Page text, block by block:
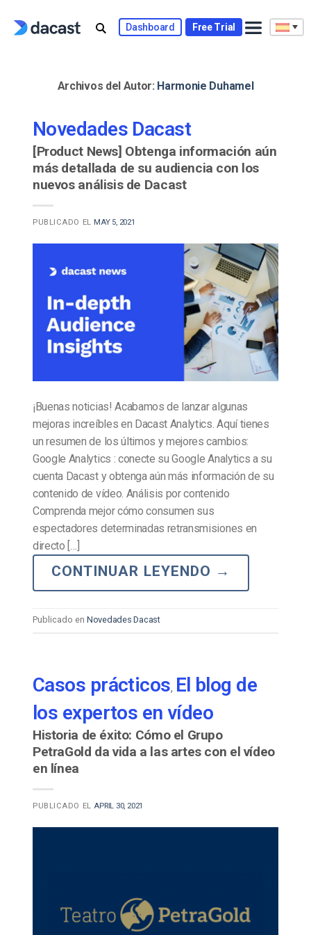
Dashboard Free Trial
Archivos del Autor: Harmonie Duhamel
Novedades Dacast
[Product News] Obtenga información aún
más detallada de su audiencia con los
nuevos análisis de Dacast
PUBLICADO EL MAY 5, 2021
¡Buenas noticias! Acabamos de lanzar algunas
mejoras increíbles en Dacast Analytics. Aquí tienes
un resumen de los últimos y mejores cambios:
Google Analytics : conecte su Google Analytics a su
cuenta Dacast y obtenga aún más información de su
contenido de vídeo. Análisis por contenido
Comprenda mejor cómo consumen sus
espectadores determinadas retransmisiones en
directo […]
CONTINUAR LEYENDO →
Publicado en Novedades Dacast
Casos prácticos, El blog de
los expertos en vídeo
Historia de éxito: Cómo el Grupo
PetraGold da vida a las artes con el vídeo
en línea
PUBLICADO ELAPRIL 30, 2021